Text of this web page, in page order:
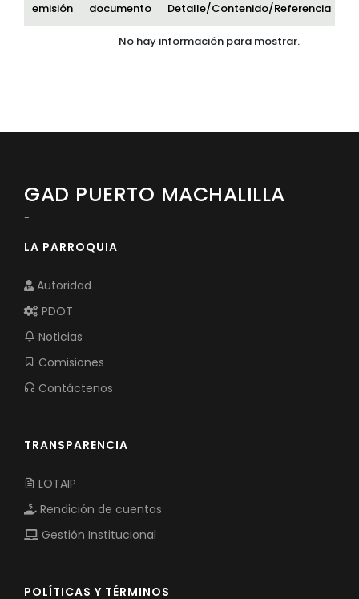
emisión
documento
Detalle/Contenido/Referencia
No hay información para mostrar.
GAD PUERTO MACHALILLA
-
LA PARROQUIA
Autoridad
PDOT
Noticias
Comisiones
Contáctenos
TRANSPARENCIA
LOTAIP
Rendición de cuentas
Gestión Institucional
POLÍTICAS Y TÉRMINOS